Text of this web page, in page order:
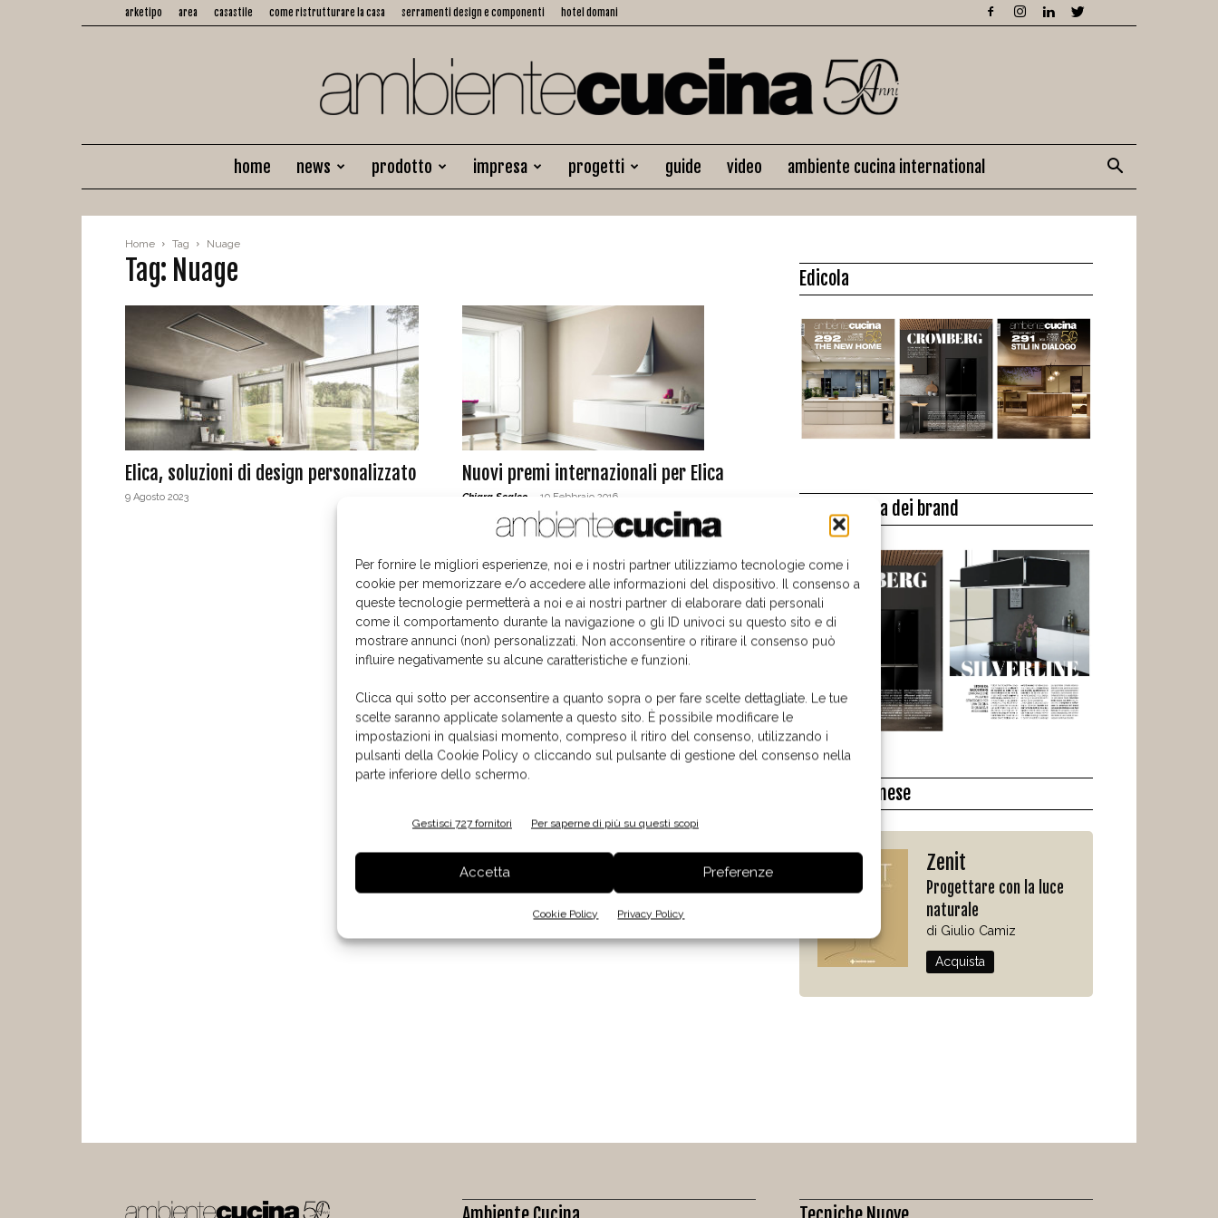
Per fornire le migliori esperienze, noi e i nostri partner utilizziamo tecnologie come i
cookie per memorizzare e/o accedere alle informazioni del dispositivo. Il consenso a
queste tecnologie permetterà a noi e ai nostri partner di elaborare dati personali
come il comportamento durante la navigazione o gli ID univoci su questo sito e di
mostrare annunci (non) personalizzati. Non acconsentire o ritirare il consenso può
influire negativamente su alcune caratteristiche e funzioni.
Clicca qui sotto per acconsentire a quanto sopra o per fare scelte dettagliate. Le tue
scelte saranno applicate solamente a questo sito. È possibile modificare le
impostazioni in qualsiasi momento, compreso il ritiro del consenso, utilizzando i
pulsanti della Cookie Policy o cliccando sul pulsante di gestione del consenso nella
parte inferiore dello schermo.
Gestisci 727 fornitori Per saperne di più su questi scopi
Accetta Preferenze
Cookie Policy Privacy Policy
arketipo area casastile come ristrutturare la casa serramenti design e componenti hotel domani
Ambiente
home news prodotto impresa progetti guide video ambiente cucina international
Home Tag Nuage
Tag: Nuage
Elica, soluzioni di design personalizzato
9 Agosto 2023
Nuovi premi internazionali per Elica
Chiara Scalco 19 Febbraio 2016
Edicola
La biblioteca dei brand
Il libro del mese
Zenit
Progettare con la luce
naturale
di Giulio Camiz
Acquista